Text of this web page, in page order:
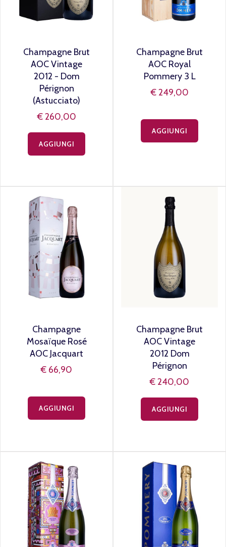
Champagne Brut
AOC Vintage
2012 - Dom
Pérignon
(Astucciato)
€ 260,00
AGGIUNGI
Champagne Brut
AOC Royal
Pommery 3 L
€ 249,00
AGGIUNGI
Champagne
Mosaïque Rosé
AOC Jacquart
€ 66,90
AGGIUNGI
Champagne Brut
AOC Vintage
2012 Dom
Pérignon
€ 240,00
AGGIUNGI